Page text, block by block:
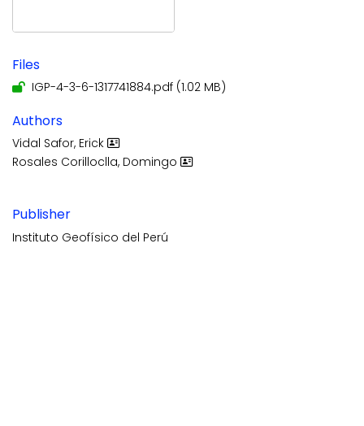
Files
IGP-4-3-6-1317741884.pdf (1.02 MB)
Authors
Vidal Safor, Erick
Rosales Corilloclla, Domingo
Publisher
Instituto Geofísico del Perú